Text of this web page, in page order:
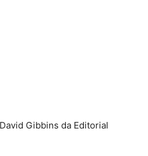
Gibbins da Editorial